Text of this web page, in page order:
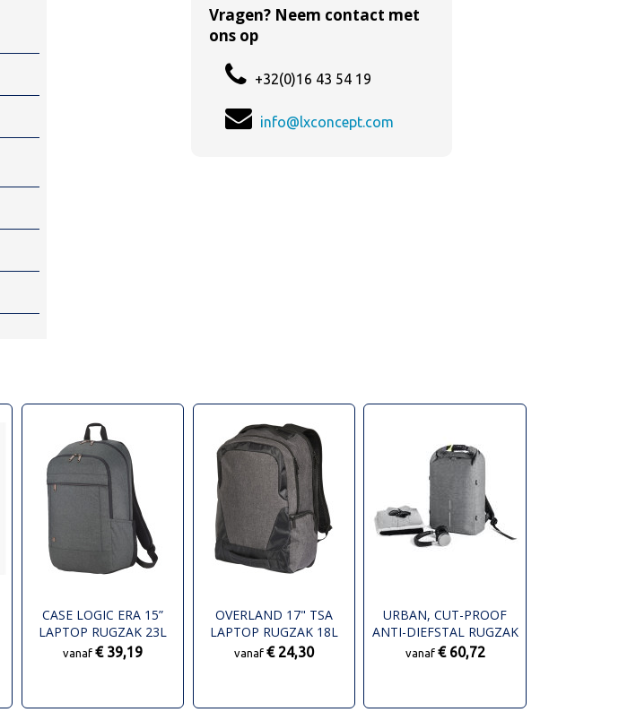
Vragen? Neem contact met
ons op
+32(0)16 43 54 19
info@lxconcept.com
CASE LOGIC ERA 15”
LAPTOP RUGZAK 23L
vanaf € 39,19
OVERLAND 17" TSA
LAPTOP RUGZAK 18L
vanaf € 24,30
URBAN, CUT-PROOF
ANTI-DIEFSTAL RUGZAK
vanaf € 60,72